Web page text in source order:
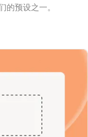
预设之一。